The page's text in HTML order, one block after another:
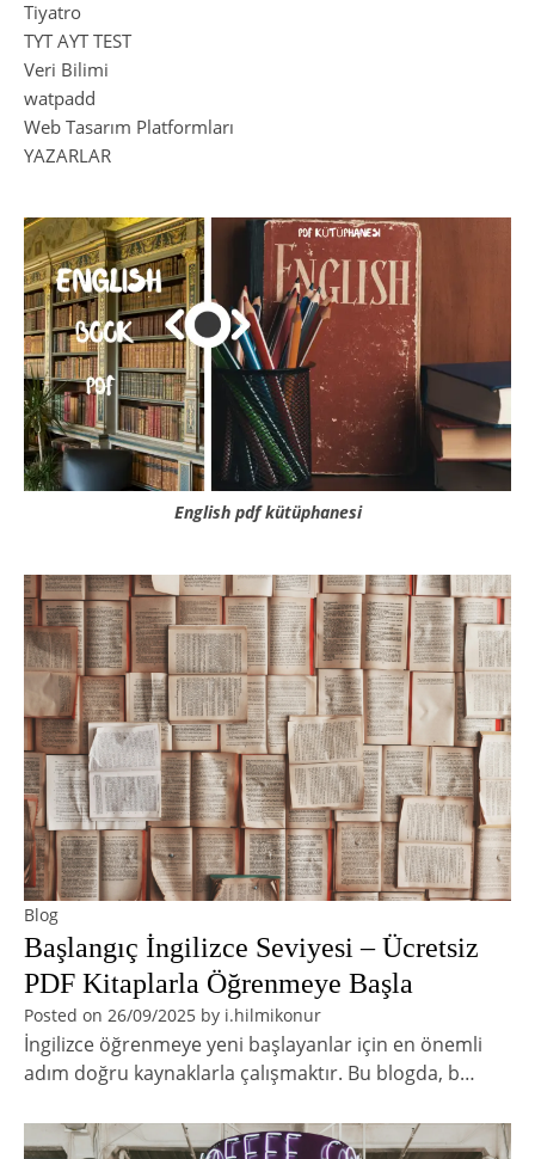
Tiyatro
TYT AYT TEST
Veri Bilimi
watpadd
Web Tasarım Platformları
YAZARLAR
English pdf kütüphanesi
Blog
Başlangıç İngilizce Seviyesi – Ücretsiz
PDF Kitaplarla Öğrenmeye Başla
Posted on 26/09/2025 by i.hilmikonur
İngilizce öğrenmeye yeni başlayanlar için en önemli
adım doğru kaynaklarla çalışmaktır. Bu blogda, b…